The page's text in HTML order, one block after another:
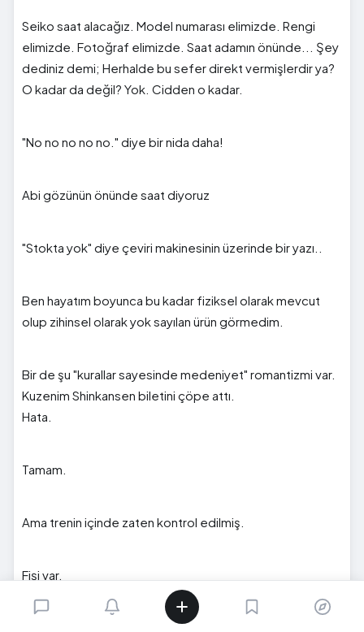
Seiko saat alacağız. Model numarası elimizde. Rengi
elimizde. Fotoğraf elimizde. Saat adamın önünde... Şey
dediniz demi; Herhalde bu sefer direkt vermişlerdir ya?
O kadar da değil? Yok. Cidden o kadar.
"No no no no no." diye bir nida daha!
Abi gözünün önünde saat diyoruz
"Stokta yok" diye çeviri makinesinin üzerinde bir yazı..
Ben hayatım boyunca bu kadar fiziksel olarak mevcut
olup zihinsel olarak yok sayılan ürün görmedim.
Bir de şu "kurallar sayesinde medeniyet" romantizmi var.
Kuzenim Shinkansen biletini çöpe attı.
Hata.
Tamam.
Ama trenin içinde zaten kontrol edilmiş.
Fişi var.